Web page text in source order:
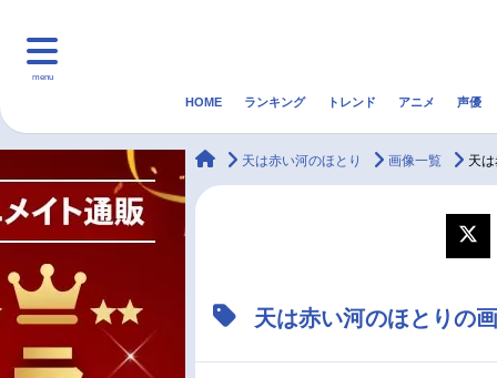
menu
マンガ・ラノベ 音楽
アニメ記事一覧
声優記事一覧
HOME ランキング トレンド アニメ 声優
animateTimes
天は赤い河のほとり 画像一覧 天
天は赤い河のほとりの